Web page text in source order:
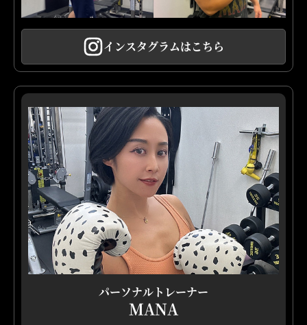
インスタグラムはこちら
パーソナルトレーナー
MANA